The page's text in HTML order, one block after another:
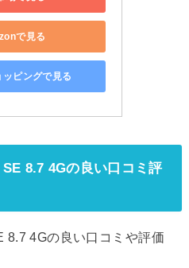
で見る
ピングで見る
8.7 4Gの良い口コミ評
8.7 4Gの良い口コミや評価